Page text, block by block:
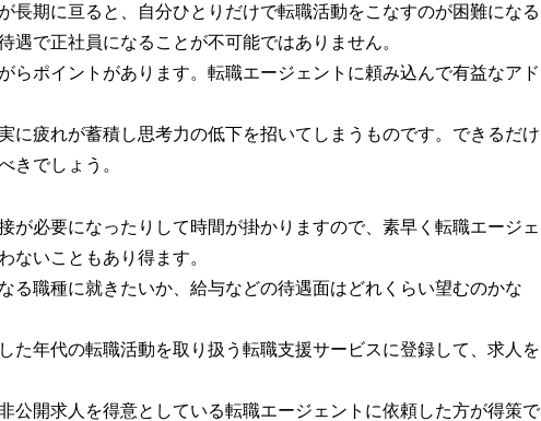
長期に亘ると、自分ひとりだけで転職活動をこなすのが困難になる
で正社員になることが不可能ではありません。
らポイントがあります。転職エージェントに頼み込んで有益なアド
に疲れが蓄積し思考力の低下を招いてしまうものです。できるだけ
きでしょう。
が必要になったりして時間が掛かりますので、素早く転職エージェ
ないこともあり得ます。
る職種に就きたいか、給与などの待遇面はどれくらい望むのかな
た年代の転職活動を取り扱う転職支援サービスに登録して、求人を
公開求人を得意としている転職エージェントに依頼した方が得策で